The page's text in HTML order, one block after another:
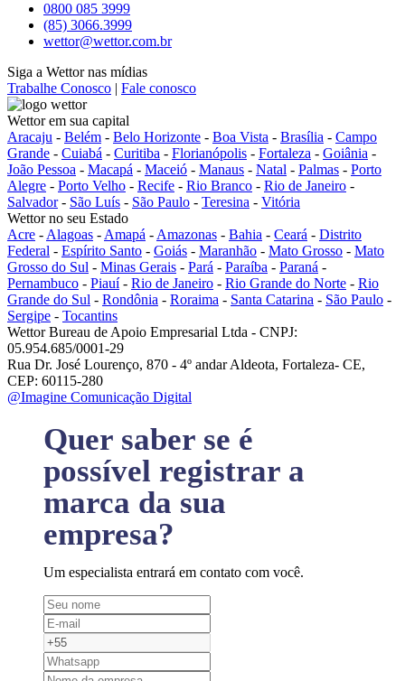
0800 085 3999
(85) 3066.3999
wettor@wettor.com.br
Siga a Wettor nas mídias
Trabalhe Conosco | Fale conosco
Wettor em sua capital
Aracaju - Belém - Belo Horizonte - Boa Vista - Brasília - Campo
Grande - Cuiabá - Curitiba - Florianópolis - Fortaleza - Goiânia -
João Pessoa - Macapá - Maceió - Manaus - Natal - Palmas - Porto
Alegre - Porto Velho - Recife - Rio Branco - Rio de Janeiro -
Salvador- São Luís - São Paulo - Teresina - Vitória
Wettor no seu Estado
Acre - Alagoas - Amapá - Amazonas - Bahia - Ceará - Distrito
Federal - Espírito Santo - Goiás - Maranhão - Mato Grosso - Mato
Grosso do Sul - Minas Gerais - Pará - Paraíba - Paraná -
Pernambuco - Piauí- Rio de Janeiro - Rio Grande do Norte - Rio
Grande do Sul - Rondônia - Roraima - Santa Catarina - São Paulo -
Sergipe - Tocantins
Wettor Bureau de Apoio Empresarial Ltda - CNPJ:
05.954.685/0001-29
Rua Dr. José Lourenço, 870 - 4º andar Aldeota, Fortaleza- CE,
CEP: 60115-280
@Imagine Comunicação Digital
Quer saber se é
possível registrar a
marca da sua
empresa?
Um especialista entrará em contato com você.